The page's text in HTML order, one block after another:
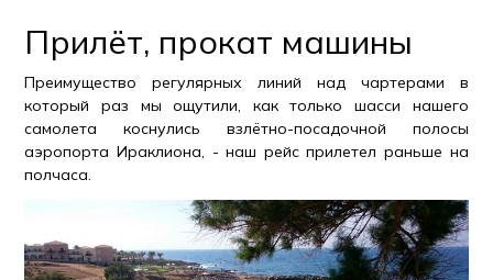
Прилёт, прокат машины
Преимущество регулярных линий над чартерами в
который раз мы ощутили, как только шасси нашего
самолета коснулись взлётно-посадочной полосы
аэропорта Ираклиона, - наш рейс прилетел раньше на
полчаса.